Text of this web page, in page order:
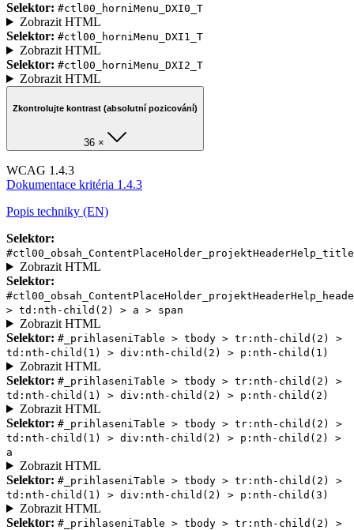
Selektor: #ctl00_horniMenu_DXI0_T
Zobrazit HTML
Selektor: #ctl00_horniMenu_DXI1_T
Zobrazit HTML
Selektor: #ctl00_horniMenu_DXI2_T
Zobrazit HTML
Zkontrolujte kontrast (absolutní pozicování)
36 ×
WCAG 1.4.3
Dokumentace kritéria 1.4.3
Popis techniky (EN)
Selektor:
Zobrazit HTML
Selektor:
> td:nth-child(2) > a > span
Zobrazit HTML
Selektor: #_prihlaseniTable > tbody > tr:nth-child(2) >
td:nth-child(1) > div:nth-child(2) > p:nth-child(1)
Zobrazit HTML
Selektor: #_prihlaseniTable > tbody > tr:nth-child(2) >
td:nth-child(1) > div:nth-child(2) > p:nth-child(2)
Zobrazit HTML
Selektor: #_prihlaseniTable > tbody > tr:nth-child(2) >
td:nth-child(1) > div:nth-child(2) > p:nth-child(2) >
a
Zobrazit HTML
Selektor: #_prihlaseniTable > tbody > tr:nth-child(2) >
td:nth-child(1) > div:nth-child(2) > p:nth-child(3)
Zobrazit HTML
Selektor: #_prihlaseniTable > tbody > tr:nth-child(2) >